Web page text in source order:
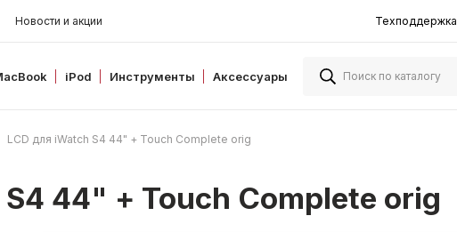
Новости и акции Техподдержка
iPod Инструменты Аксессуары
LCD для iWatch S4 44" + Touch Complete orig
44" + Touch Complete orig